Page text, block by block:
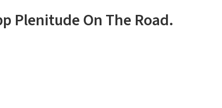
Plenitude On The Road.